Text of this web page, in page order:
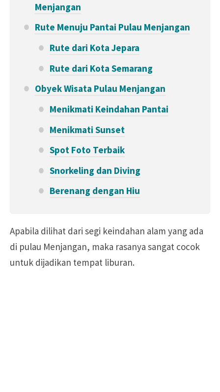
Menjangan
Rute Menuju Pantai Pulau Menjangan
Rute dari Kota Jepara
Rute dari Kota Semarang
Obyek Wisata Pulau Menjangan
Menikmati Keindahan Pantai
Menikmati Sunset
Spot Foto Terbaik
Snorkeling dan Diving
Berenang dengan Hiu
Apabila dilihat dari segi keindahan alam yang ada
di pulau Menjangan, maka rasanya sangat cocok
untuk dijadikan tempat liburan.